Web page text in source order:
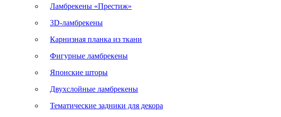
Ламбрекены «Престиж»
3D-ламбрекены
Карнизная планка из ткани
Фигурные ламбрекены
Японские шторы
Двухслойные ламбрекены
Тематические задники для декора